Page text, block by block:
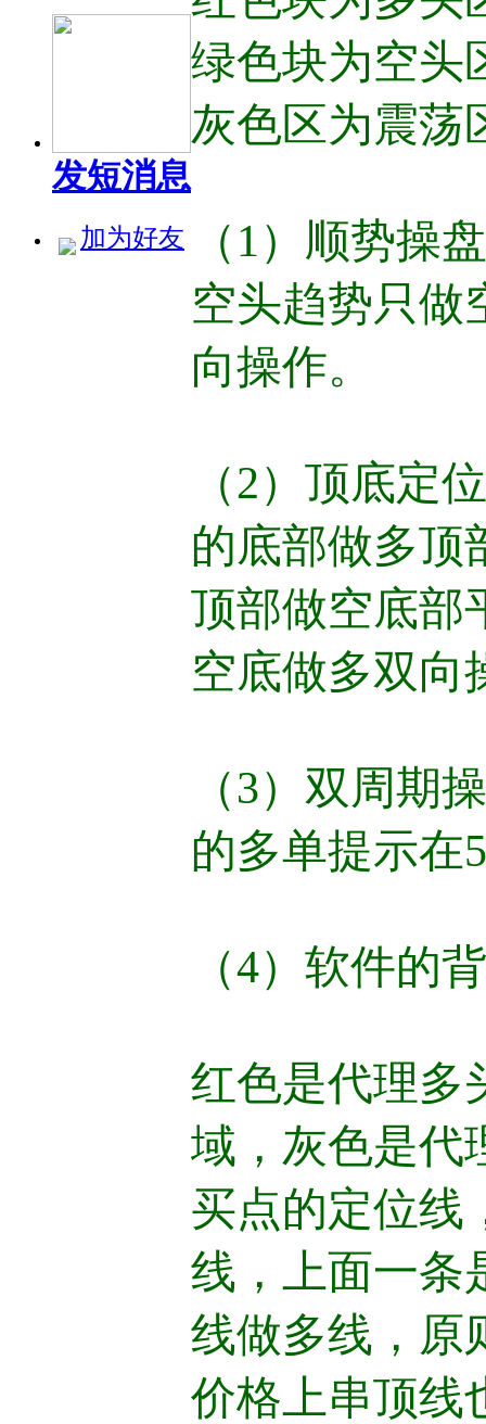
发短消息
加为好友
绿色块为空头
灰色区为震荡
（1）顺势操
空头趋势只做
向操作。
（2）顶底定
的底部做多顶
顶部做空底部
空底做多双向
（3）双周期
的多单提示在
（4）软件的
红色是代理多
域，灰色是代
买点的定位线
线，上面一条
线做多线，原
价格上串顶线